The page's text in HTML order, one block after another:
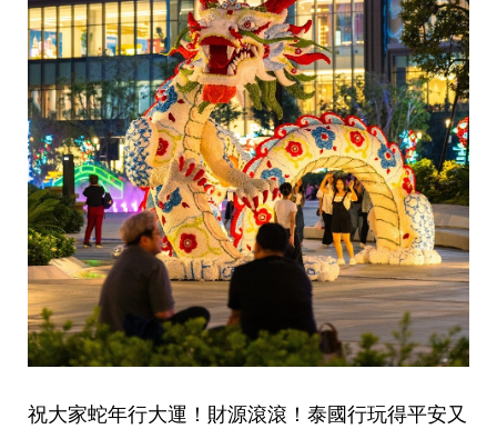
祝大家蛇年行大運！財源滾滾！泰國行玩得平安又